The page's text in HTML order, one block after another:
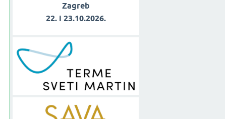
Zagreb
22. i 23.10.2026.